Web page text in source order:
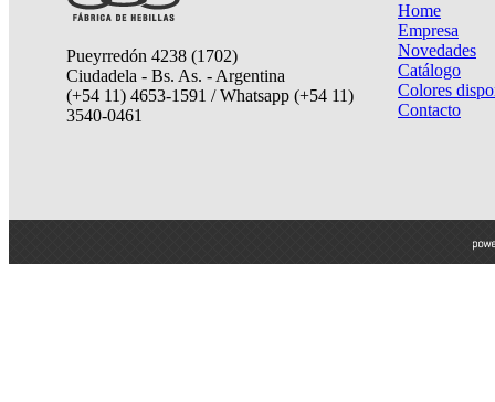
Pueyrredón 4238 (1702)
Ciudadela - Bs. As. - Argentina
(+54 11) 4653-1591 / Whatsapp (+54 11)
3540-0461
Home
Empresa
Novedades
Catálogo
Colores
Contacto